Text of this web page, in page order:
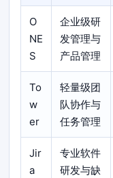
O
NE
S
企业级研
发管理与
产品管理
To
w
er
轻量级团
队协作与
任务管理
Jir
a
专业软件
研发与缺